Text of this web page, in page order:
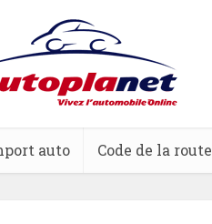
auto Code de la route